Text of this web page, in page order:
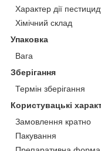
Характер дії
Хімічний склад
Упаковка
Вага
Зберігання
Термін зберігання
Користувацькі
Замовлення кратно
Пакування